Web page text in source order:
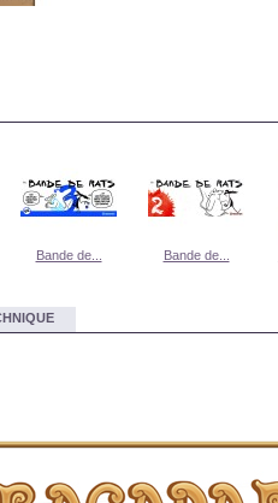
Bande de... Bande de...